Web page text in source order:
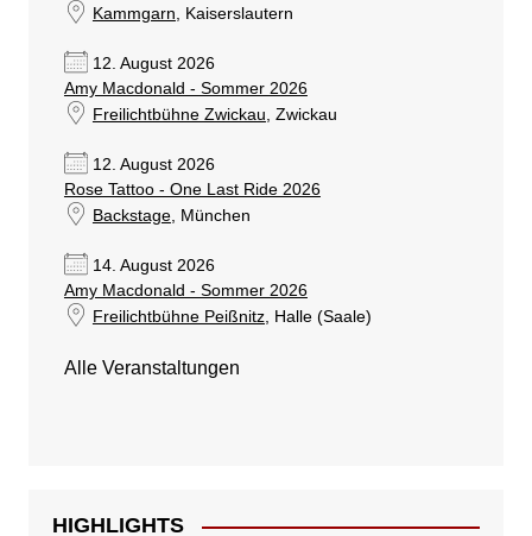
Kammgarn, Kaiserslautern
12. August 2026
Amy Macdonald - Sommer 2026
Freilichtbühne Zwickau, Zwickau
12. August 2026
Rose Tattoo - One Last Ride 2026
Backstage, München
14. August 2026
Amy Macdonald - Sommer 2026
Freilichtbühne Peißnitz, Halle (Saale)
Alle Veranstaltungen
HIGHLIGHTS